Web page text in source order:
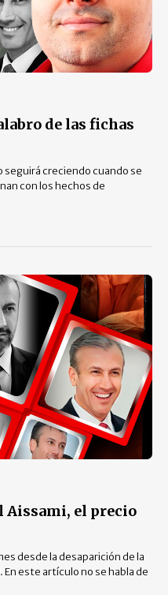
de las fichas
seguirá creciendo cuando se
con los hechos de
Aissami, el precio
desde la desaparición de la
En este artículo no se habla de